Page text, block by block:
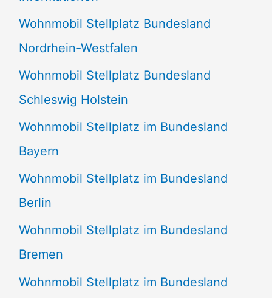
n
n
a
c
h
:
Wohnmobil Stellplatz Bundesland
Nordrhein-Westfalen
Wohnmobil Stellplatz Bundesland
Schleswig Holstein
Wohnmobil Stellplatz im Bundesland
Bayern
Wohnmobil Stellplatz im Bundesland
Berlin
Wohnmobil Stellplatz im Bundesland
Bremen
Wohnmobil Stellplatz im Bundesland